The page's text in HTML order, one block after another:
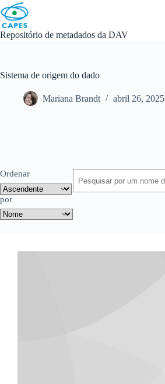
Skip
to
content
Repositório de metadados da DAV
Sistema de origem do dado
Mariana Brandt abril 26, 2025
Ordenar
por